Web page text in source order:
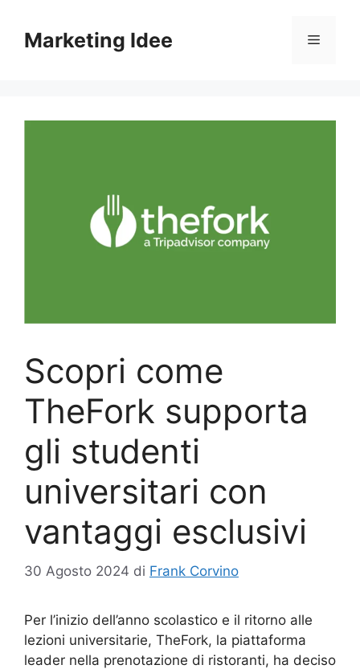
contenuto
Marketing Idee Menu
Scopri come
TheFork supporta
gli studenti
universitari con
vantaggi esclusivi
30 Agosto 2024 di Frank Corvino
Per l’inizio dell’anno scolastico e il ritorno alle
lezioni universitarie, TheFork, la piattaforma
leader nella prenotazione di ristoranti, ha deciso